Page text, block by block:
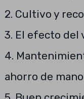
2. Cultivo y
3. El efecto del
4.
ahorro de